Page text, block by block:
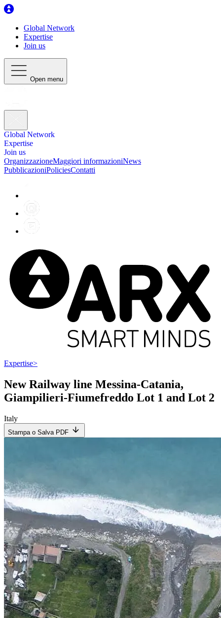
Global Network
Expertise
Join us
Open menu
Global Network
Expertise
Join us
OrganizzazioneMaggiori informazioniNews
PubblicazioniPoliciesContatti
Expertise>
New Railway line Messina-Catania,
Giampilieri-Fiumefreddo Lot 1 and Lot 2
Italy
Stampa o Salva PDF